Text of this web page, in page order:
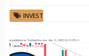
INVEST